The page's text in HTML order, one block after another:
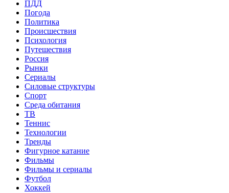
ПДД
Погода
Политика
Происшествия
Психология
Путешествия
Россия
Рынки
Сериалы
Силовые структуры
Спорт
Среда обитания
ТВ
Теннис
Технологии
Тренды
Фигурное катание
Фильмы
Фильмы и сериалы
Футбол
Хоккей